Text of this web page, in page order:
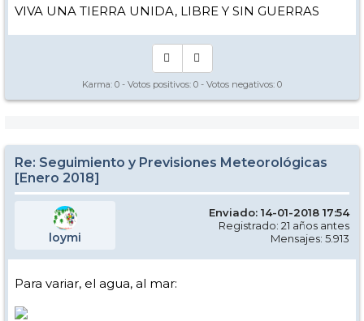
VIVA UNA TIERRA UNIDA, LIBRE Y SIN GUERRAS
Karma: 0 - Votos positivos: 0 - Votos negativos: 0
Re: Seguimiento y Previsiones Meteorológicas
[Enero 2018]
loymi
Enviado: 14-01-2018 17:54
Registrado: 21 años antes
Mensajes: 5.913
Para variar, el agua, al mar: